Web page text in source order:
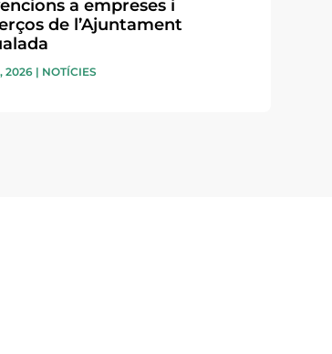
a empreses i
de l’Ajuntament
2026| NOTÍCIES